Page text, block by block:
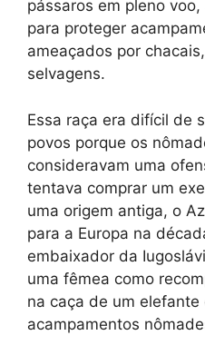
pássaros em pleno
para proteger
ameaçados por
selvagens.
Essa raça era difícil de
povos porque os
consideravam uma
tentava comprar um
uma origem antiga, o
para a Europa na
embaixador da
uma fêmea como
na caça de um
acampamentos